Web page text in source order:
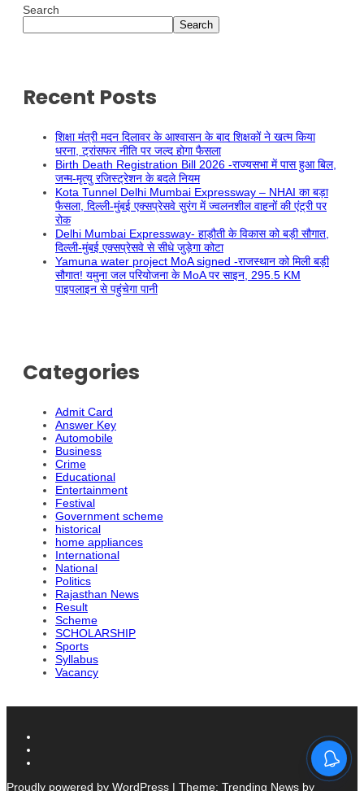
Search
Search
Recent Posts
शिक्षा मंत्री मदन दिलावर के आश्वासन के बाद शिक्षकों ने खत्म किया
धरना, ट्रांसफर नीति पर जल्द होगा फैसला
Birth Death Registration Bill 2026 -राज्यसभा में पास हुआ बिल,
जन्म-मृत्यु रजिस्ट्रेशन के बदले नियम
Kota Tunnel Delhi Mumbai Expressway – NHAI का बड़ा
फैसला, दिल्ली-मुंबई एक्सप्रेसवे सुरंग में ज्वलनशील वाहनों की एंट्री पर
रोक
Delhi Mumbai Expressway- हाड़ौती के विकास को बड़ी सौगात,
दिल्ली-मुंबई एक्सप्रेसवे से सीधे जुड़ेगा कोटा
Yamuna water project MoA signed -राजस्थान को मिली बड़ी
सौगात! यमुना जल परियोजना के MoA पर साइन, 295.5 KM
पाइपलाइन से पहुंचेगा पानी
Categories
Admit Card
Answer Key
Automobile
Business
Crime
Educational
Entertainment
Festival
Government scheme
historical
home appliances
International
National
Politics
Rajasthan News
Result
Scheme
SCHOLARSHIP
Sports
Syllabus
Vacancy
Proudly powered by WordPress | Theme: Trending News by